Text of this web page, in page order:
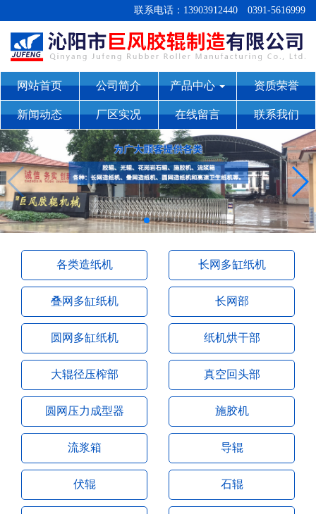
联系电话：13903912440 0391-5616999
网站首页 公司简介 产品中心 资质荣誉
新闻动态 厂区实况 在线留言 联系我们
各类造纸机 长网多缸纸机
叠网多缸纸机 长网部
圆网多缸纸机 纸机烘干部
大辊径压榨部 真空回头部
圆网压力成型器 施胶机
流浆箱 导辊
伏辊 石辊